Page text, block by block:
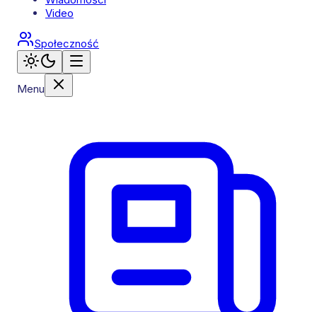
Video
Społeczność
Menu